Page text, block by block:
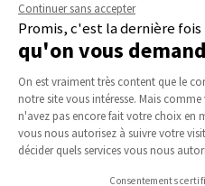
Continuer sans accepter
Promis, c'est la dernière fois
qu'on vous
Plateforme de
On est vraiment très content que le
notre site vous intéresse. Mais comme
n'avez pas encore fait votre choix en
vous nous autorisez à suivre votre
décider quels services vous nous
Consentements
Axeptio